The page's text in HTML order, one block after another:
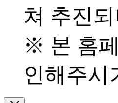
쳐 추진
※ 본 홈
인해주시